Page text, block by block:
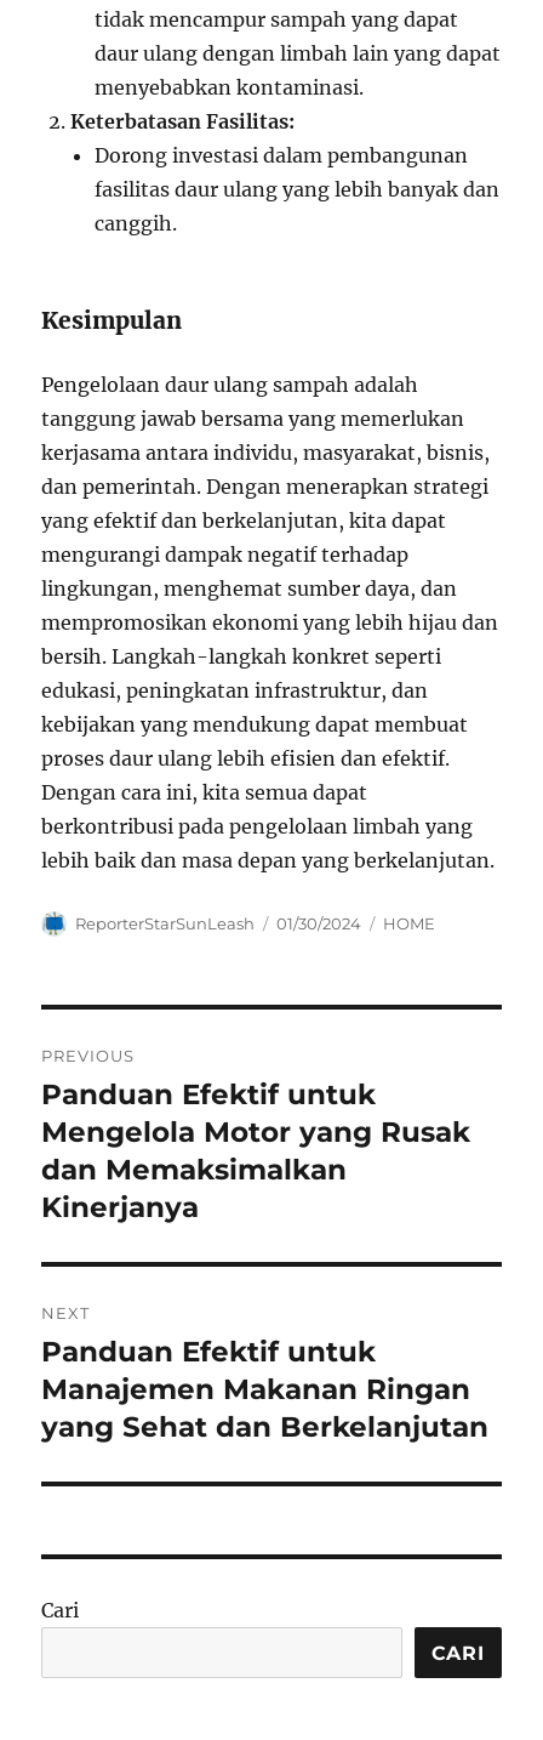
tidak mencampur sampah yang dapat
daur ulang dengan limbah lain yang dapat
menyebabkan kontaminasi.
Keterbatasan Fasilitas:
Dorong investasi dalam pembangunan
fasilitas daur ulang yang lebih banyak dan
canggih.
Kesimpulan
Pengelolaan daur ulang sampah adalah
tanggung jawab bersama yang memerlukan
kerjasama antara individu, masyarakat, bisnis,
dan pemerintah. Dengan menerapkan strategi
yang efektif dan berkelanjutan, kita dapat
mengurangi dampak negatif terhadap
lingkungan, menghemat sumber daya, dan
mempromosikan ekonomi yang lebih hijau dan
bersih. Langkah-langkah konkret seperti
edukasi, peningkatan infrastruktur, dan
kebijakan yang mendukung dapat membuat
proses daur ulang lebih efisien dan efektif.
Dengan cara ini, kita semua dapat
berkontribusi pada pengelolaan limbah yang
lebih baik dan masa depan yang berkelanjutan.
Author
ReporterStarSunLeash
Posted
01/30/2024 Categories
HOME
pos
PREVIOUS
Previous
post:
Panduan Efektif untuk
Mengelola Motor yang Rusak
dan Memaksimalkan
Kinerjanya
NEXT
Next
post:
Panduan Efektif untuk
Manajemen Makanan Ringan
yang Sehat dan Berkelanjutan
Cari
CARI